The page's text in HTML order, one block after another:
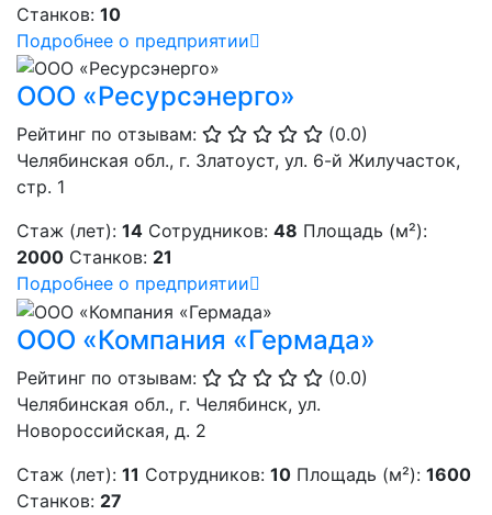
Станков: 10
Подробнее о предприятии
ООО «Ресурсэнерго»
Рейтинг по отзывам:
(0.0)
Челябинская обл., г. Златоуст, ул. 6-й Жилучасток,
стр. 1
Стаж (лет): 14 Сотрудников: 48 Площадь (м²):
2000 Станков: 21
Подробнее о предприятии
ООО «Компания «Гермада»
Рейтинг по отзывам:
(0.0)
Челябинская обл., г. Челябинск, ул.
Новороссийская, д. 2
Стаж (лет): 11 Сотрудников: 10 Площадь (м²): 1600
Станков: 27